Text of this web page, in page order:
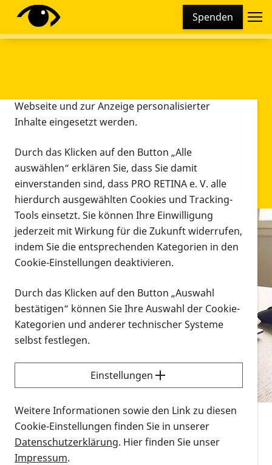
Spenden
Infomaterial
Infomaterial
Vorlesen
Alle Infomaterialien in verschiedenen
Formaten an einem Ort
Sie möchten wissen, wie Sie nach Infonmaterial
suchen und dieses bestellen bzw. herunterladen
können? Schauen Sie sich dieErklärvideos zum
Thema Infomaterial auf der PRO RETINA-Website
für blinde und sehbehinderte Menschen an.
Auf dieser Seite finden Sie sämtliches Infomaterial
Diese Webseite setzt verschiedene Cookies und
Tracking-Tools ein. Dies beinhaltet Cookies und
Webseite und zur Anzeige personalisierter
Inhalte eingesetzt werden.
Durch das Klicken auf den Button „Alle
auswählen“ erklären Sie, dass Sie damit
einverstanden sind, dass PRO RETINA e. V. alle
hierdurch ausgewählten Cookies und Tracking-
Tools einsetzt. Sie können Ihre Einwilligung
jederzeit mit Wirkung für die Zukunft widerrufen,
indem Sie die entsprechenden Kategorien in den
Cookie-Einstellungen deaktivieren.
Durch das Klicken auf den Button „Auswahl
bestätigen“ können Sie Ihre Auswahl der Cookie-
Kategorien und anderer technischer Systeme
selbst festlegen.
Einstellungen
Weitere Informationen sowie den Link zu diesen
Cookie-Einstellungen finden Sie in unserer
Datenschutzerklärung. Hier finden Sie unser
Impressum.